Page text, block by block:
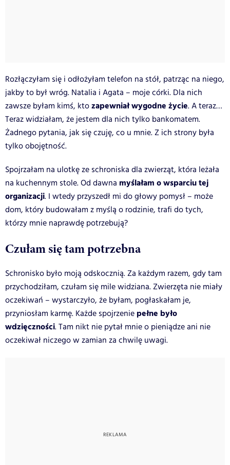
Rozłączyłam się i odłożyłam telefon na stół, patrząc na niego,
jakby to był wróg. Natalia i Agata – moje córki. Dla nich
zawsze byłam kimś, ktozapewniał wygodne życie. A teraz…
Teraz widziałam, że jestem dla nich tylko bankomatem.
Żadnego pytania, jak się czuję, co u mnie. Z ich strony była
tylko obojętność.
Spojrzałam na ulotkę ze schroniska dla zwierząt, która leżała
na kuchennym stole. Od dawna myślałam o wsparciu tej
organizacji. I wtedy przyszedł mi do głowy pomysł – może
dom, który budowałam z myślą o rodzinie, trafi do tych,
którzy mnie naprawdę potrzebują?
Czułam się tam potrzebna
Schronisko było moją odskocznią. Za każdym razem, gdy tam
przychodziłam, czułam się mile widziana. Zwierzęta nie miały
oczekiwań – wystarczyło, że byłam, pogłaskałam je,
przyniosłam karmę. Każde spojrzenie pełne było
wdzięczności. Tam nikt nie pytał mnie o pieniądze ani nie
oczekiwał niczego w zamian za chwilę uwagi.